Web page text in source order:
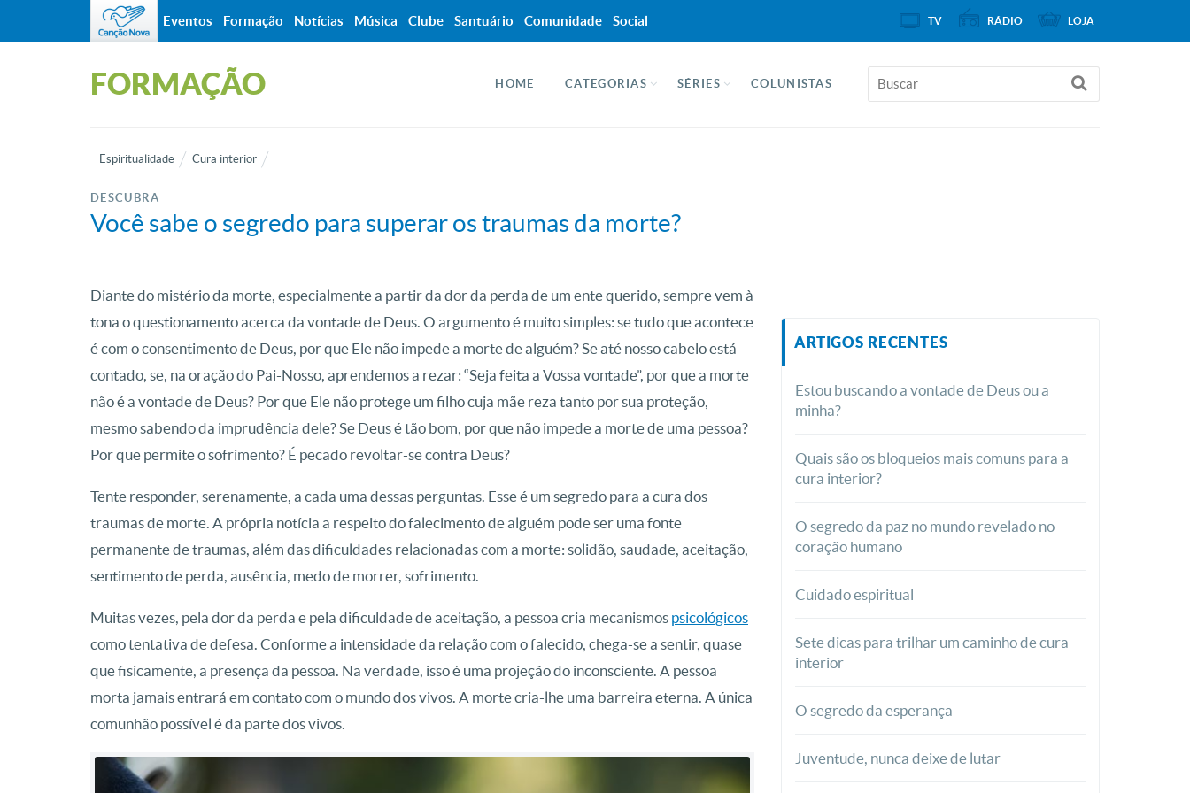
FORMAÇÃO HOME CATEGORIAS SÉRIES COLUNISTAS
Espiritualidade Cura interior
DESCUBRA
Você sabe o segredo para superar os traumas da morte?
Diante do mistério da morte, especialmente a partir da dor da perda de um ente querido, sempre vem à
tona o questionamento acerca da vontade de Deus. O argumento é muito simples: se tudo que acontece
é com o consentimento de Deus, por que Ele não impede a morte de alguém? Se até nosso cabelo está
contado, se, na oração do Pai-Nosso, aprendemos a rezar: “Seja feita a Vossa vontade”, por que a morte
não é a vontade de Deus? Por que Ele não protege um filho cuja mãe reza tanto por sua proteção,
mesmo sabendo da imprudência dele? Se Deus é tão bom, por que não impede a morte de uma pessoa?
Por que permite o sofrimento? É pecado revoltar-se contra Deus?
Tente responder, serenamente, a cada uma dessas perguntas. Esse é um segredo para a cura dos
traumas de morte. A própria notícia a respeito do falecimento de alguém pode ser uma fonte
permanente de traumas, além das dificuldades relacionadas com a morte: solidão, saudade, aceitação,
sentimento de perda, ausência, medo de morrer, sofrimento.
Muitas vezes, pela dor da perda e pela dificuldade de aceitação, a pessoa cria mecanismos psicológicos
como tentativa de defesa. Conforme a intensidade da relação com o falecido, chega-se a sentir, quase
que fisicamente, a presença da pessoa. Na verdade, isso é uma projeção do inconsciente. A pessoa
morta jamais entrará em contato com o mundo dos vivos. A morte cria-lhe uma barreira eterna. A única
comunhão possível é da parte dos vivos.
ARTIGOS RECENTES
Estou buscando a vontade de Deus ou a
minha?
Quais são os bloqueios mais comuns para a
cura interior?
O segredo da paz no mundo revelado no
coração humano
Cuidado espiritual
Sete dicas para trilhar um caminho de cura
interior
O segredo da esperança
Juventude, nunca deixe de lutar
Eventos Formação Notícias Música Clube Santuário Comunidade Social TV RÁDIO LOJA